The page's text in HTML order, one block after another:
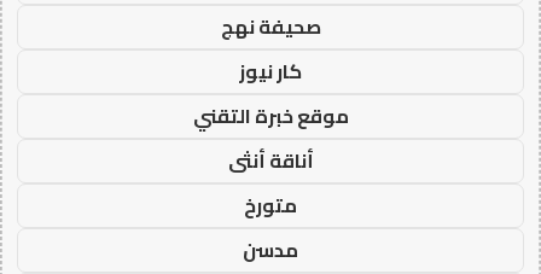
صحيفة نهج
كار نيوز
موقع خبرة التقني
أناقة أنثى
متورخ
مدسن